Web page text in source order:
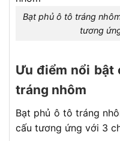
Bạt phủ ô tô tráng
tương
Ưu điểm nổi bật
tráng nhôm
Bạt phủ ô tô tráng
cấu tương ứng với 3